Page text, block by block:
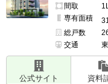
間取
専有面積
総戸数
交通
公式サイト 資料